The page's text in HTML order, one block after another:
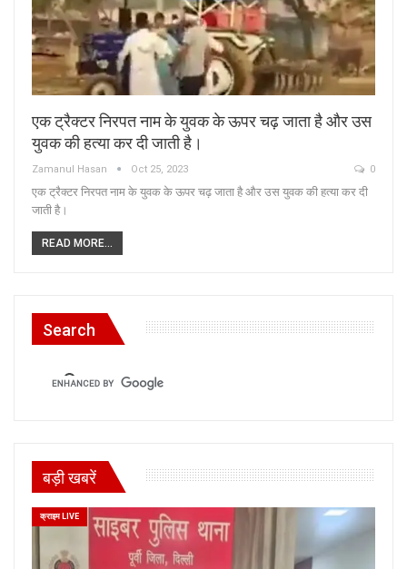
एक ट्रैक्टर निरपत नाम के युवक के ऊपर चढ़ जाता है और उस
युवक की हत्या कर दी जाती है।
Zamanul Hasan Oct 25, 2023 0
एक ट्रैक्टर निरपत नाम के युवक के ऊपर चढ़ जाता है और उस युवक की हत्या कर दी
जाती है।
READ MORE...
Search
बड़ी खबरें
क्राइम LIVE